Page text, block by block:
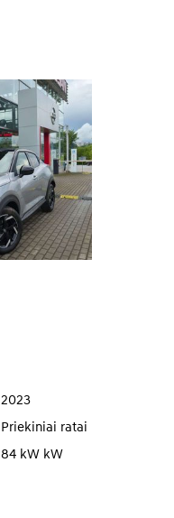
2023
Priekiniai ratai
84 kW kW